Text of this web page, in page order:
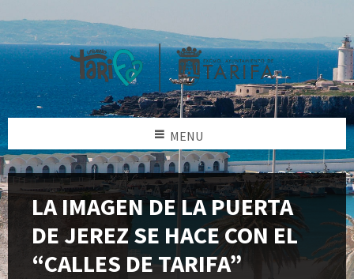
MENU
LA IMAGEN DE LA PUERTA
DE JEREZ SE HACE CON EL
“CALLES DE TARIFA”